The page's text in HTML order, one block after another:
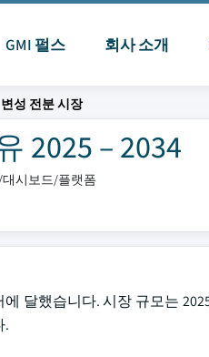
GMI 펄스 회사 소개
변성 전분 시장
2025 – 2034
대시보드/플랫폼
달했습니다. 시장 규모는
.